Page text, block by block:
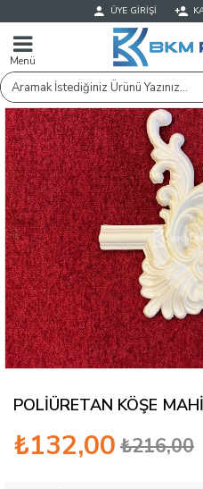
ÜYE GIRIŞI
Menü
POLİÜRETAN KÖŞE
₺132,00 ₺216,00